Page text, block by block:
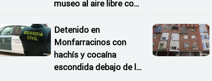
museo al aire libre con
Detenido en
Monfarracinos con
hachís y cocaína
escondida debajo de la